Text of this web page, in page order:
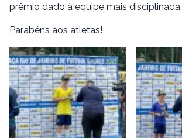
prêmio dado à equipe mais disciplinada.
Parabéns aos atletas!